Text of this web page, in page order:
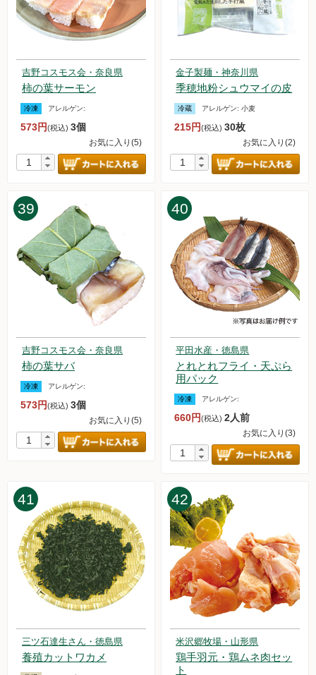
吉野コスモス会・奈良県
柿の葉サーモン
冷凍 アレルゲン:
573円(税込) 3個
お気に入り(5)
金子製麺・神奈川県
季穂地粉シュウマイの皮
冷蔵 アレルゲン:小麦
215円(税込)30枚
お気に入り(2)
39
吉野コスモス会・奈良県
柿の葉サバ
冷凍 アレルゲン:
573円(税込) 3個
お気に入り(5)
40
平田水産・徳島県
とれとれフライ・天ぷら
用パック
冷凍 アレルゲン:
660円(税込)2人前
お気に入り(3)
41
三ツ石達生さん・徳島県
養殖カットワカメ
42
米沢郷牧場・山形県
鶏手羽元・鶏ムネ肉セッ
ト